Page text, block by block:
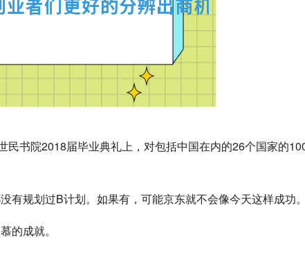
书院2018届毕业典礼上，对包括中国在内的26个国家的
有规划过B计划。如果有，可能京东就不会像今天这样成功
的成就。